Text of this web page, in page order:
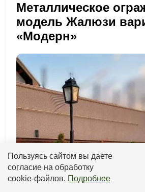
Пользуясь сайтом вы даете
согласие на обработку
cookie-файлов. Подробнее
Металлическое
модель Жалюзи
«Модерн»